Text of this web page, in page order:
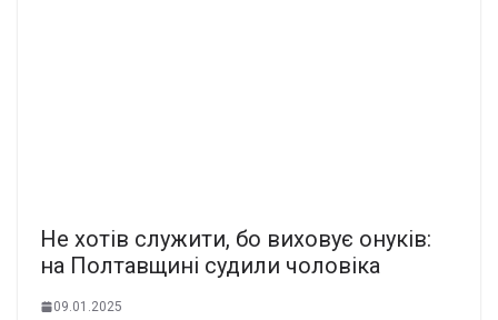
Не хотів служити, бо виховує онуків:
на Полтавщині судили чоловіка
09.01.2025